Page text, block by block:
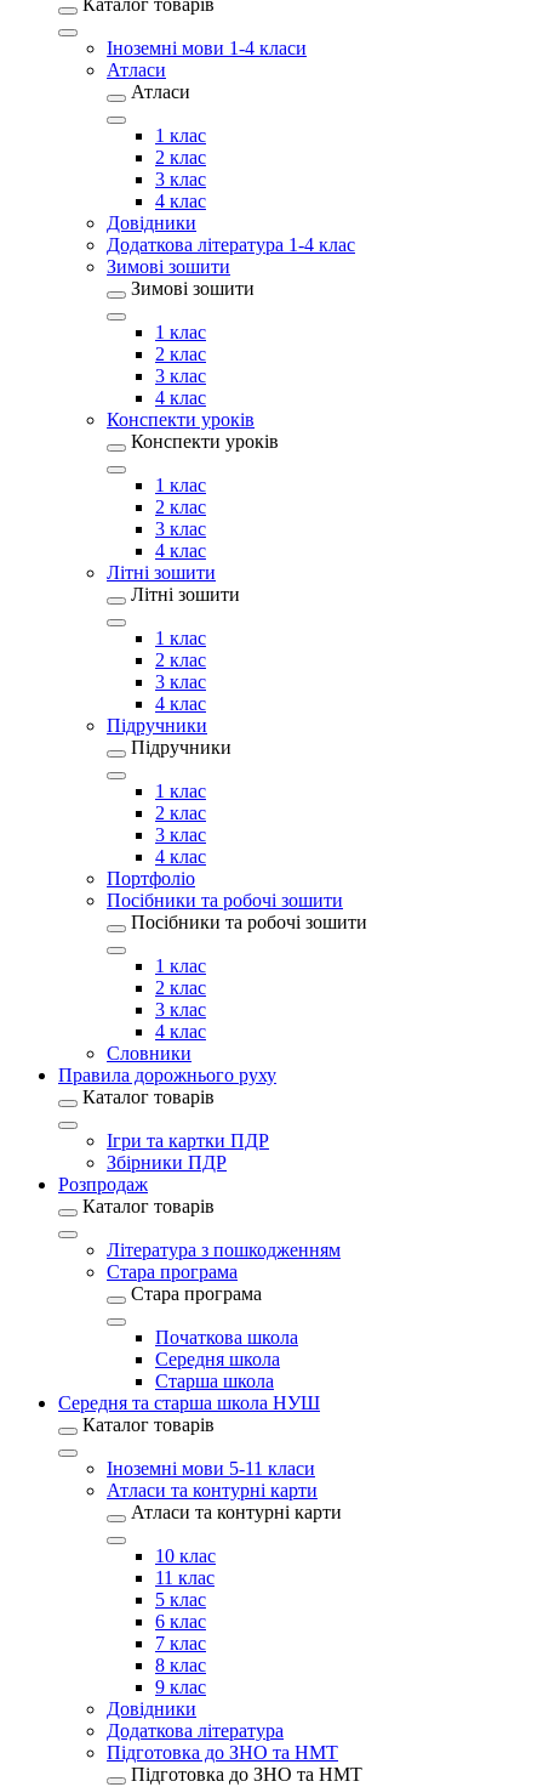
Каталог товарів
Іноземні мови 1-4 класи
Атласи
Атласи
1 клас
2 клас
3 клас
4 клас
Довідники
Додаткова література 1-4 клас
Зимові зошити
Зимові зошити
1 клас
2 клас
3 клас
4 клас
Конспекти уроків
Конспекти уроків
1 клас
2 клас
3 клас
4 клас
Літні зошити
Літні зошити
1 клас
2 клас
3 клас
4 клас
Підручники
Підручники
1 клас
2 клас
3 клас
4 клас
Портфоліо
Посібники та робочі зошити
Посібники та робочі зошити
1 клас
2 клас
3 клас
4 клас
Словники
Правила дорожнього руху
Каталог товарів
Ігри та картки ПДР
Збірники ПДР
Розпродаж
Каталог товарів
Література з пошкодженням
Стара програма
Стара програма
Початкова школа
Середня школа
Старша школа
Середня та старша школа НУШ
Каталог товарів
Іноземні мови 5-11 класи
Атласи та контурні карти
Атласи та контурні карти
10 клас
11 клас
5 клас
6 клас
7 клас
8 клас
9 клас
Довідники
Додаткова література
Підготовка до ЗНО та НМТ
Підготовка до ЗНО та НМТ